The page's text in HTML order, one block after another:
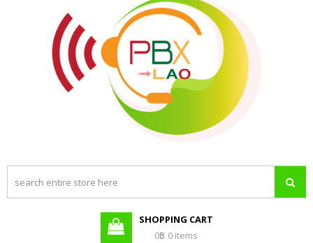
PBX LAO, IP-
PBX LAO,
PABX LAO,
NETWORK
SHOPPING CART
0฿ 0 items